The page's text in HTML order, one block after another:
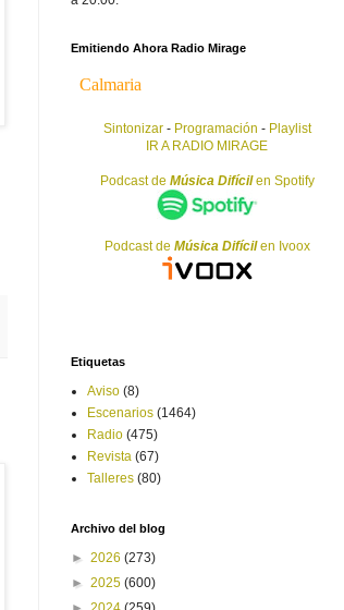
Emitiendo Ahora Radio Mirage
Sintonizar - Programación - Playlist
IR A RADIO MIRAGE
Podcast de Música Difícilen Spotify
Podcast de Música Difícilen Ivoox
Etiquetas
Aviso (8)
Escenarios (1464)
Radio (475)
Revista (67)
Talleres (80)
Archivo del blog
► 2026 (273)
► 2025 (600)